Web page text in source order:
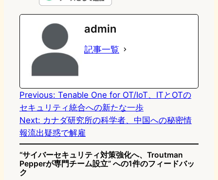
e
t
o
d
n
e
s
k
e
k
e
admin
記事一覧
Previous: Tenable One for OT/IoT、ITとOTの
セキュリティ統合への新たな一歩
Next: カナダ研究所の科学者、中国への秘密情
報流出疑惑で解雇
“サイバーセキュリティ対策強化へ、Troutman
Pepperが専門チーム設立” への1件のフィードバッ
ク